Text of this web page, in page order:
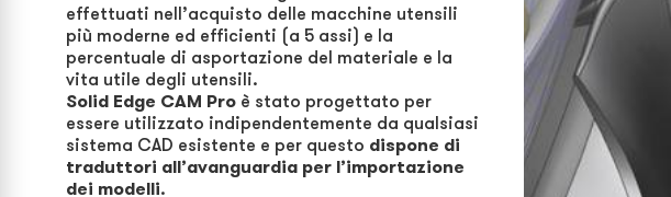
effettuati nell’acquisto delle macchine utensili
più moderne ed efficienti (a 5 assi) e la
percentuale di asportazione del materiale e la
vita utile degli utensili.
Solid Edge CAM Pro è stato progettato per
essere utilizzato indipendentemente da qualsiasi
sistema CAD esistente e per questo dispone di
traduttori all’avanguardia per l’importazione
dei modelli.